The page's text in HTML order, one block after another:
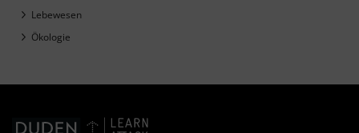
Lebewesen
Ökologie